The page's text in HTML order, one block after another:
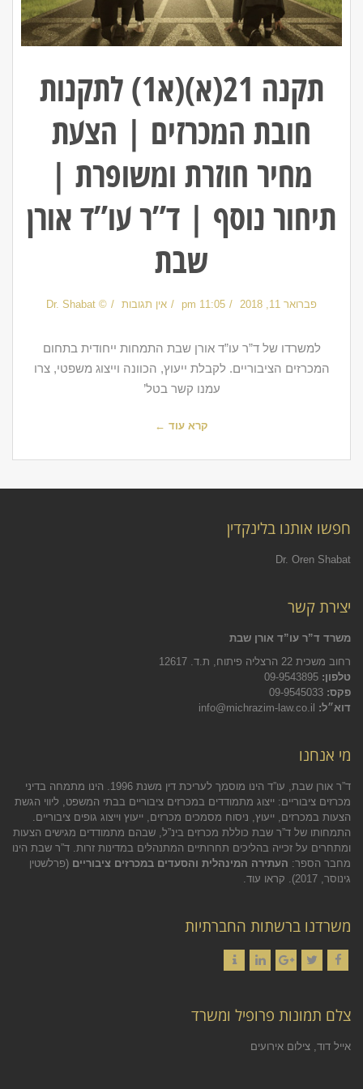
תקנה 21(א)(א1) לתקנות
חובת המכרזים | הצעת
מחיר חוזרת ומשופרת |
תיחור נוסף | ד”ר עו”ד אורן
שבת
פברואר 11, 2018 11:05 pm אין תגובות © Dr. Shabat
למשרדו של ד”ר עו”ד אורן שבת התמחות ייחודית בתחום
המכרזים הציבוריים. לקבלת ייעוץ, הכוונה וייצוג משפטי, צרו
עמנו קשר בטל’
קרא עוד ←
חפשו אותנו בלינקדין
Dr. Oren Shabat
יצירת קשר
משרד ד”ר עו”ד אורן שבת
רחוב משכית 22 הרצליה פיתוח, ת.ד. 12617
טלפון:
פקס:
דוא״ל:
מי אנחנו
ד”ר אורן שבת, עו”ד הינו מוסמך לעריכת דין משנת 1996. הינו מתמחה בדיני
מכרזים ציבוריים: ייצוג מתמודדים במכרזים ציבוריים בבתי המשפט, ליווי הגשת
הצעות במכרזים, ייעוץ, ניסוח מסמכים מכרזים, ייעוץ וייצוג גופים ציבוריים.
התמחותו של ד”ר שבת כוללת מכרזים בינ”ל, שבהם מתמודדים מגישים הצעות
ומתחרים על זכייה בהליכים תחרותיים המתנהלים במדינות זרות. ד”ר שבת הינו
מחבר הספר: העתירה המינהלית והסעדים במכרזים ציבוריים (פרלשטין
גינוסר, 2017).
קראו עוד.
משרדנו ברשתות החברתיות
צלם תמונות פרופיל ומשרד
אייל דוד, צילום אירועים